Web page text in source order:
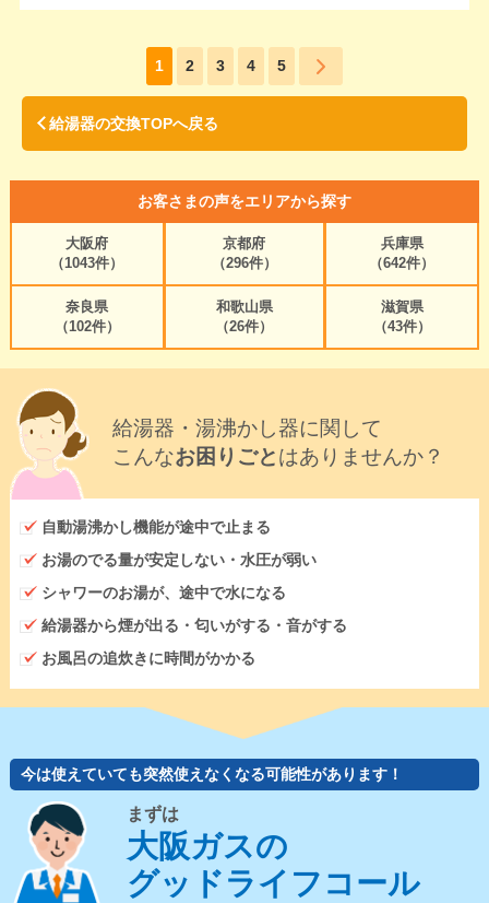
1 2 3 4 5
給湯器の交換TOPへ戻る
お客さまの声をエリアから探す
大阪府
（1043件）
京都府
（296件）
兵庫県
（642件）
奈良県
（102件）
和歌山県
（26件）
滋賀県
（43件）
給湯器・湯沸かし器に関して
こんなお困りごとはありませんか？
自動湯沸かし機能が途中で止まる
お湯のでる量が安定しない・水圧が弱い
シャワーのお湯が、途中で水になる
給湯器から煙が出る・匂いがする・音がする
お風呂の追炊きに時間がかかる
今は使えていても突然使えなくなる可能性があります！
まずは
大阪ガスの
グッドライフコール